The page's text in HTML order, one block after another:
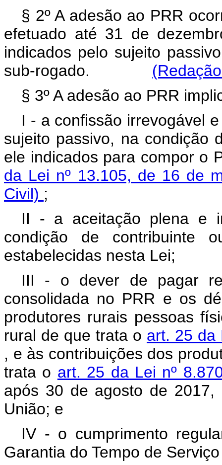
§ 2º A adesão ao PRR
efetuado até 31 de
indicados pelo sujeito
sub-rogado.
§ 3º A adesão ao PRR
I - a confissão irrevogável
sujeito passivo, na condição
ele indicados para compor o
da Lei nº 13.105, de 16 de
Civil) ;
II - a aceitação plena e
condição de contribuinte
estabelecidas nesta Lei;
III - o dever de pagar
consolidada no PRR e os
produtores rurais pessoas
rural de que trata o art. 25 da
, e às contribuições dos
trata o art. 25 da Lei nº
após 30 de agosto de
União; e
IV - o cumprimento
Garantia do Tempo de